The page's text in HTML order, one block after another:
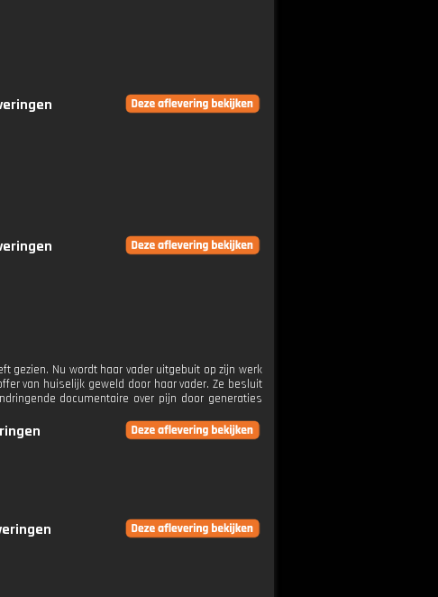
gezien. Nu wordt haar vader uitgebuit op zijn werk
van huiselijk geweld door haar vader. Ze besluit
documentaire over pijn door generaties